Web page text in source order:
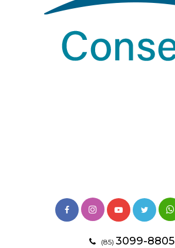
(85) 3099-8805